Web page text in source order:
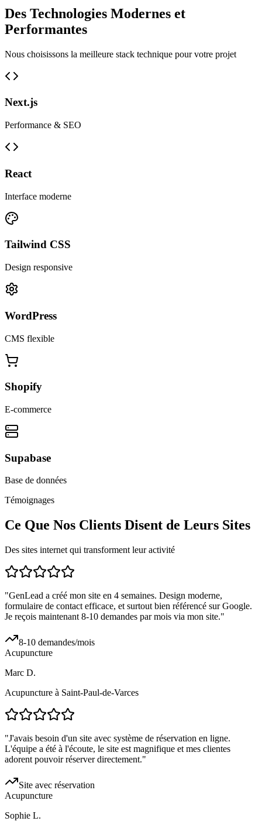
Des Technologies Modernes et
Performantes
Nous choisissons la meilleure stack technique pour votre projet
Next.js
Performance & SEO
React
Interface moderne
Tailwind CSS
Design responsive
WordPress
CMS flexible
Shopify
E-commerce
Supabase
Base de données
Témoignages
Ce Que Nos Clients Disent de Leurs Sites
Des sites internet qui transforment leur activité
"GenLead a créé mon site en 4 semaines. Design moderne,
formulaire de contact efficace, et surtout bien référencé sur Google.
Je reçois maintenant 8-10 demandes par mois via mon site."
8-10 demandes/mois
Acupuncture
Marc D.
Acupuncture à Saint-Paul-de-Varces
"J'avais besoin d'un site avec système de réservation en ligne.
L'équipe a été à l'écoute, le site est magnifique et mes clientes
adorent pouvoir réserver directement."
Site avec réservation
Acupuncture
Sophie L.